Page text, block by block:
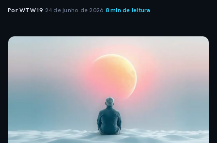
Por WTW19· 24 de junho de 2026·8 min de leitura